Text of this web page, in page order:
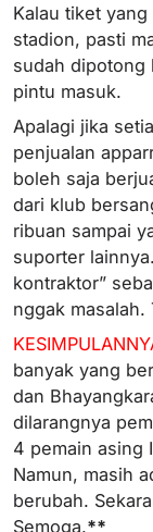
Kalau tiket
stadion, pasti
sudah dipotong
pintu masuk.
Apalagi jika
penjualan
boleh saja
dari klub
ribuan sampai
suporter
kontraktor”
nggak
banyak yang
dan
dilarangnya
4 pemain asing
Namun, masih
berubah.
Semoga.**